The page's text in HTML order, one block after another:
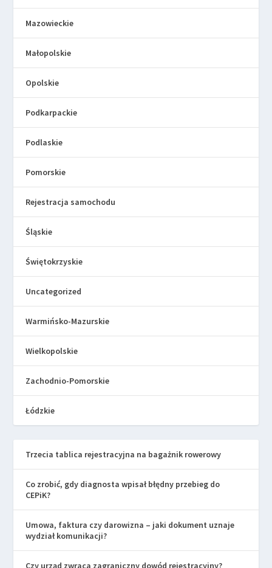
Mazowieckie
Małopolskie
Opolskie
Podkarpackie
Podlaskie
Pomorskie
Rejestracja samochodu
Śląskie
Świętokrzyskie
Uncategorized
Warmińsko-Mazurskie
Wielkopolskie
Zachodnio-Pomorskie
Łódzkie
Trzecia tablica rejestracyjna na bagażnik rowerowy
Co zrobić, gdy diagnosta wpisał błędny przebieg do
CEPiK?
Umowa, faktura czy darowizna – jaki dokument uznaje
wydział komunikacji?
Czy urząd zwraca zagraniczny dowód rejestracyjny?